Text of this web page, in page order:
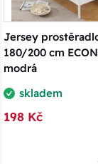
Jersey
180/200 cm
modrá
skladem
198 Kč